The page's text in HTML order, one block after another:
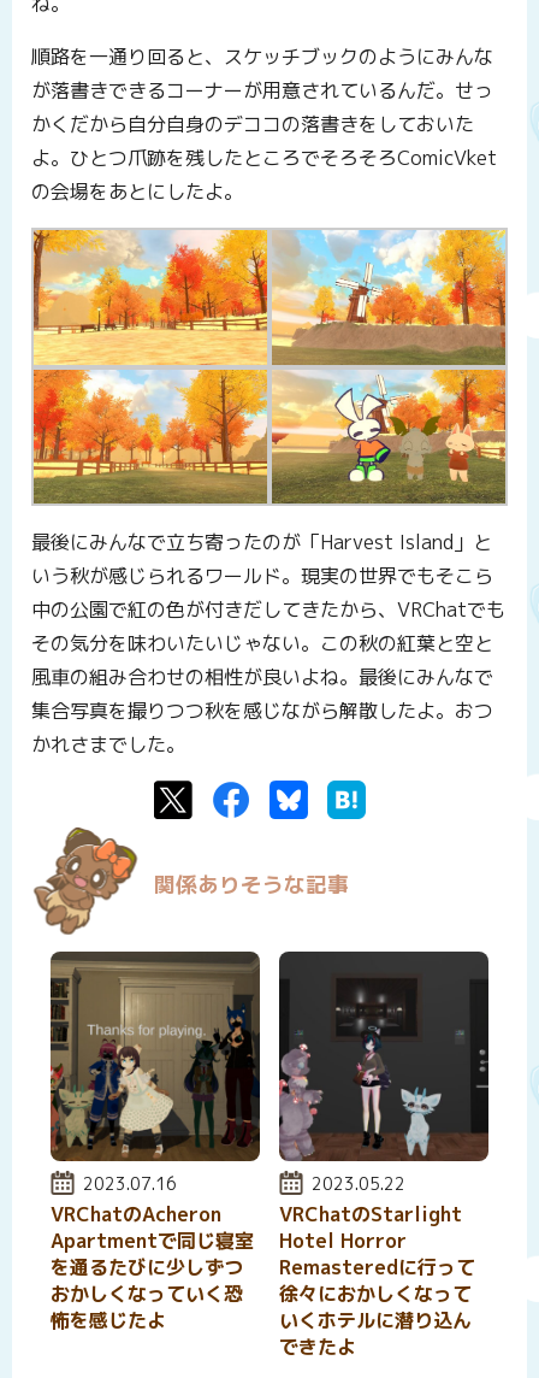
順路を一通り回ると、スケッチブックのようにみんな
が落書きできるコーナーが用意されているんだ。せっ
かくだから自分自身のデココの落書きをしておいた
よ。ひとつ爪跡を残したところでそろそろComicVket
の会場をあとにしたよ。
最後にみんなで立ち寄ったのが「Harvest Island」と
いう秋が感じられるワールド。現実の世界でもそこら
中の公園で紅の色が付きだしてきたから、VRChatでも
その気分を味わいたいじゃない。この秋の紅葉と空と
風車の組み合わせの相性が良いよね。最後にみんなで
集合写真を撮りつつ秋を感じながら解散したよ。おつ
かれさまでした。
TwitterFacebookBluesky
関係ありそうな記事
投稿日:
2023.07.16
VRChatのAcheron
Apartmentで同じ寝室
を通るたびに少しずつ
おかしくなっていく恐
怖を感じたよ
投稿日:
2023.05.22
VRChatのStarlight
Hotel Horror
Remasteredに行って
徐々におかしくなって
いくホテルに潜り込ん
できたよ